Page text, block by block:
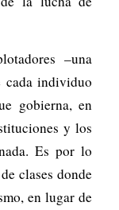
–una
individuo
gobierna, en
y los
Es por lo
clases donde
en lugar de